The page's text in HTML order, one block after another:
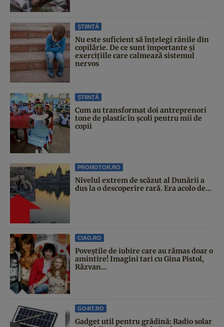
ȘTIINȚĂ
Nu este suficient să înțelegi rănile din
copilărie. De ce sunt importante și
exercițiile care calmează sistemul
nervos
ȘTIINȚĂ
Cum au transformat doi antreprenori
tone de plastic în școli pentru mii de
copii
PROMOTOR.RO
Nivelul extrem de scăzut al Dunării a
dus la o descoperire rară. Era acolo de...
CIAO.RO
Poveştile de iubire care au rămas doar o
amintire! Imagini tari cu Gina Pistol,
Răzvan...
GO4IT.RO
Gadget util pentru grădină: Radio solar